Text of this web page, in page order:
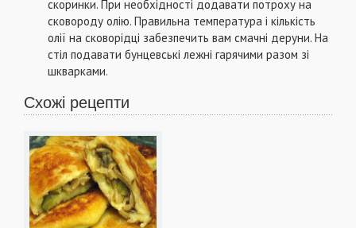
скоринки. При необхідності додавати потроху на
сковороду олію. Правильна температура і кількість
олії на сковорідці забезпечить вам смачні деруни. На
стіл подавати бунцевські лежні гарячими разом зі
шкварками.
Схожі рецепти